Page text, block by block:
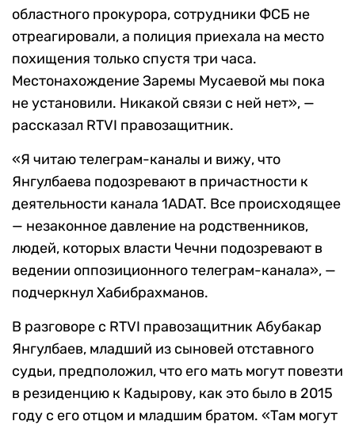
областного прокурора, сотрудники ФСБ не
отреагировали, а полиция приехала на место
похищения только спустя три часа.
Местонахождение Заремы Мусаевой мы пока
не установили. Никакой связи с ней нет», —
рассказал RTVI правозащитник.
«Я читаю телеграм-каналы и вижу, что
Янгулбаева подозревают в причастности к
деятельности канала 1ADAT. Все происходящее
— незаконное давление на родственников,
людей, которых власти Чечни подозревают в
ведении оппозиционного телеграм-канала», —
подчеркнул Хабибрахманов.
В разговоре с RTVI правозащитник Абубакар
Янгулбаев, младший из сыновей отставного
судьи, предположил, что его мать могут повезти
в резиденцию к Кадырову, как это было в 2015
году с его отцом и младшим братом. «Там могут